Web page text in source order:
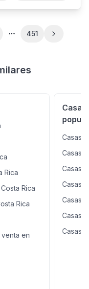
451
Rica
Rica
Rica
en
Casas
Casas
Casas
Casas
Casas
Casas
Casas